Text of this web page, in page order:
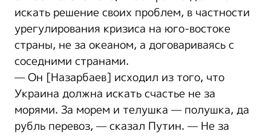
искать решение своих проблем, в частности
урегулирования кризиса на юго-востоке
страны, не за океаном, а договариваясь с
соседними странами.
— Он [Назарбаев] исходил из того, что
Украина должна искать счастье не за
морями. За морем и телушка — полушка, да
рубль перевоз, — сказал Путин. — Не за